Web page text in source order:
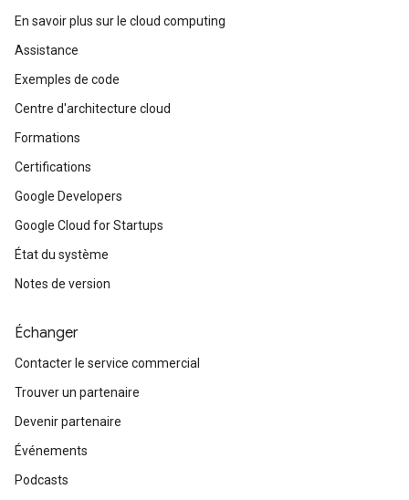
En savoir plus sur le cloud computing
Assistance
Exemples de code
Centre d'architecture cloud
Formations
Certifications
Google Developers
Google Cloud for Startups
État du système
Notes de version
Échanger
Contacter le service commercial
Trouver un partenaire
Devenir partenaire
Événements
Podcasts